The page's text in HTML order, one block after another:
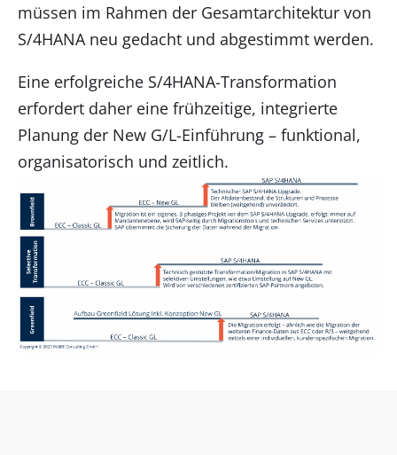
müssen im Rahmen der Gesamtarchitektur von
S/4HANA neu gedacht und abgestimmt werden.
Eine erfolgreiche S/4HANA-Transformation
erfordert daher eine frühzeitige, integrierte
Planung der New G/L-Einführung – funktional,
organisatorisch und zeitlich.